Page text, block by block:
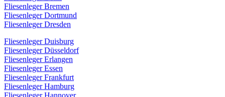
Fliesenleger Bremen
Fliesenleger Dortmund
Fliesenleger Dresden
Fliesenleger Duisburg
Fliesenleger Düsseldorf
Fliesenleger Erlangen
Fliesenleger Essen
Fliesenleger Frankfurt
Fliesenleger Hamburg
Fliesenleger Hannover